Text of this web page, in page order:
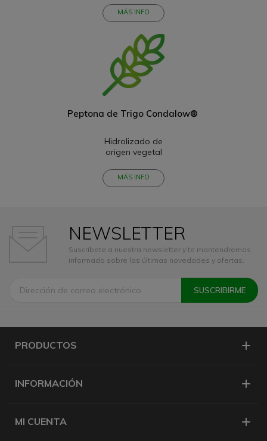
MÁS INFO
Peptona de Trigo Condalow®
Hidrolizado de
origen vegetal
MÁS INFO
NEWSLETTER
Suscríbete a nuestra newsletter y te mantendremos
informado sobre las últimas novedades y ofertas.
PRODUCTOS
INFORMACIÓN
MI CUENTA